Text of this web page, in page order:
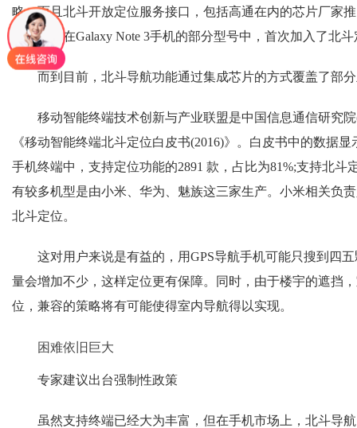
略。而且北斗开放定位服务接口，包括高通在内的芯片厂家
联合三星在Galaxy Note 3手机的部分型号中，首次加入了北
而到目前，北斗导航功能通过集成芯片的方式覆盖了部分
移动智能终端技术创新与产业联盟是中国信息通信研究院
《移动智能终端北斗定位白皮书(2016)》。白皮书中的数据
手机终端中，支持定位功能的2891 款，占比为81%;支持北斗
有较多机型是由小米、华为、魅族这三家生产。小米相关负
北斗定位。
这对用户来说是有益的，用GPS导航手机可能只搜到四五
量会增加不少，这样定位更有保障。同时，由于楼宇的遮挡
位，兼容的策略将有可能使得室内导航得以实现。
困难依旧巨大
专家建议出台强制性政策
虽然支持终端已经大为丰富，但在手机市场上，北斗导航